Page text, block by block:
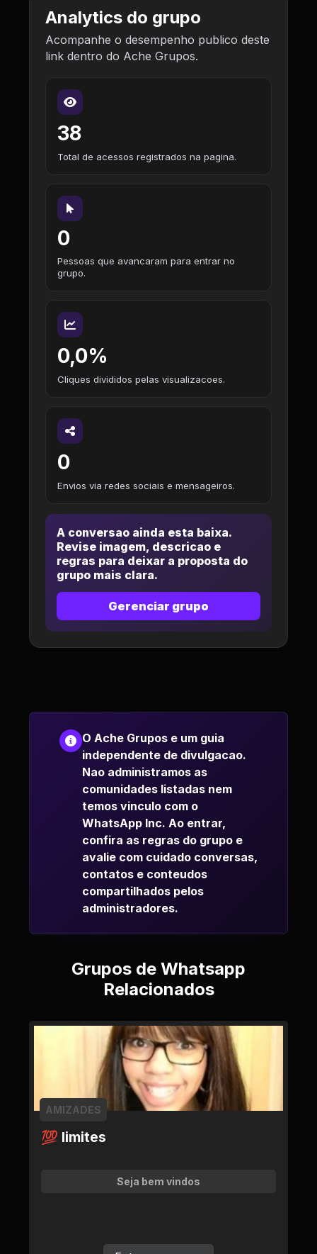
Analytics do grupo
Acompanhe o desempenho publico deste
link dentro do Ache Grupos.
38
Total de acessos registrados na pagina.
0
Pessoas que avancaram para entrar no
grupo.
0,0%
Cliques divididos pelas visualizacoes.
0
Envios via redes sociais e mensageiros.
A conversao ainda esta baixa.
Revise imagem, descricao e
regras para deixar a proposta do
grupo mais clara.
Gerenciar grupo
O Ache Grupos e um guia
independente de divulgacao.
Nao administramos as
comunidades listadas nem
temos vinculo com o
WhatsApp Inc. Ao entrar,
confira as regras do grupo e
avalie com cuidado conversas,
contatos e conteudos
compartilhados pelos
administradores.
Grupos de Whatsapp
Relacionados
💯 limites
AMIZADES
Seja bem vindos